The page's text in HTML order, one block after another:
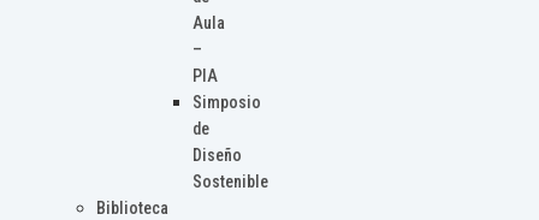
Aula
–
PIA
Simposio
de
Diseño
Sostenible
Biblioteca